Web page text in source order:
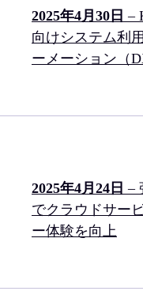
2025年4月30日 –
向けシステム利
ーメーション（
2025年4月24日 –
でクラウドサー
ー体験を向上